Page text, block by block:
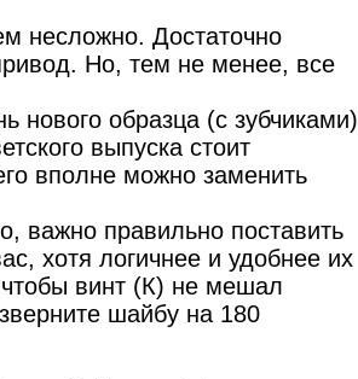
несложно. Достаточно
Но, тем не менее, все
нового образца (с зубчиками)
выпуска стоит
вполне можно заменить
важно правильно поставить
хотя логичнее и удобнее их
чтобы винт (К) не мешал
шайбу на 180